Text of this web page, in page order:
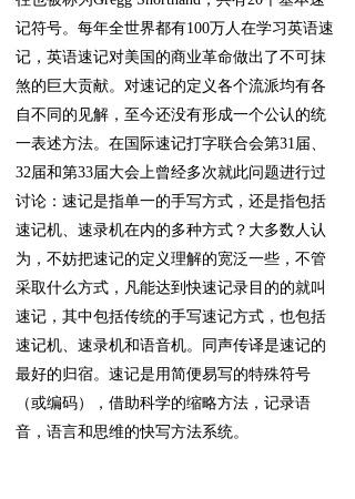
记符号。每年全世界都有100万人在学习英语速
记，英语速记对美国的商业革命做出了不可抹
煞的巨大贡献。对速记的定义各个流派均有各
自不同的见解，至今还没有形成一个公认的统
一表述方法。在国际速记打字联合会第31届、
32届和第33届大会上曾经多次就此问题进行过
讨论：速记是指单一的手写方式，还是指包括
速记机、速录机在内的多种方式？大多数人认
为，不妨把速记的定义理解的宽泛一些，不管
采取什么方式，凡能达到快速记录目的的就叫
速记，其中包括传统的手写速记方式，也包括
速记机、速录机和语音机。同声传译是速记的
最好的归宿。速记是用简便易写的特殊符号
（或编码），借助科学的缩略方法，记录语
音，语言和思维的快写方法系统。